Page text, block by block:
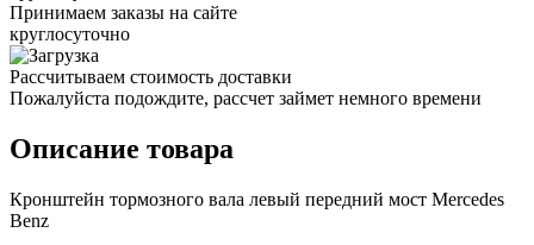
Принимаем заказы на сайте
круглосуточно
Рассчитываем стоимость доставки
Пожалуйста подождите, рассчет займет немного времени
Описание товара
Кронштейн тормозного вала левый передний мост Mercedes
Benz